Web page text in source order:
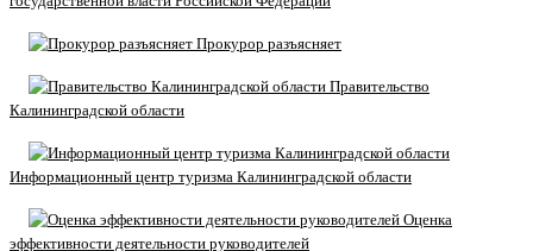
Прокурор разъясняет
Правительство
Калининградской области
Информационный центр туризма Калининградской области
Оценка
эффективности деятельности руководителей